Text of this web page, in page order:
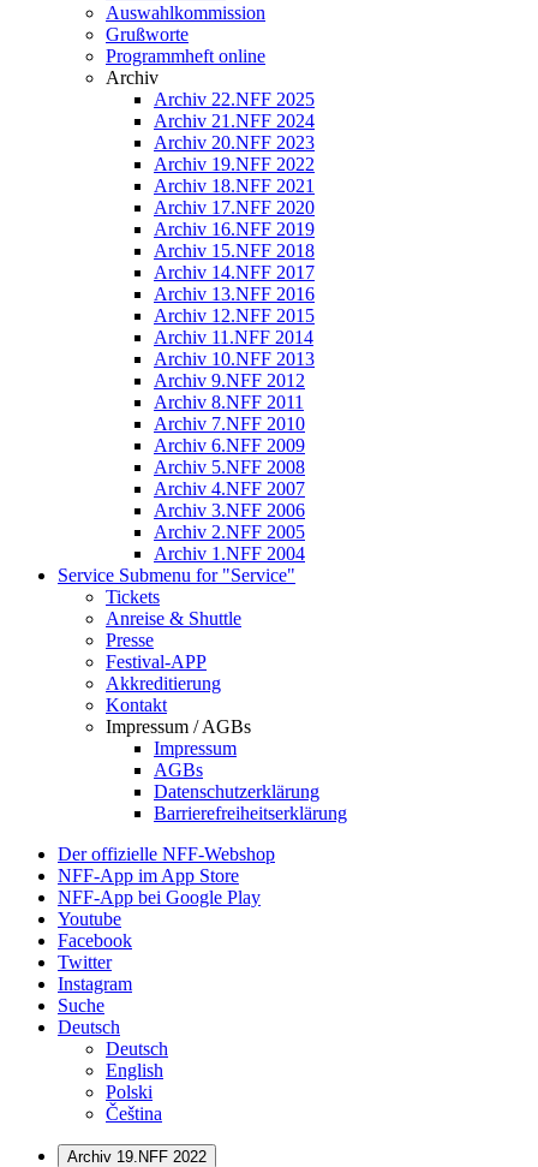
Auswahlkommission
Grußworte
Programmheft online
Archiv
Archiv 22.NFF 2025
Archiv 21.NFF 2024
Archiv 20.NFF 2023
Archiv 19.NFF 2022
Archiv 18.NFF 2021
Archiv 17.NFF 2020
Archiv 16.NFF 2019
Archiv 15.NFF 2018
Archiv 14.NFF 2017
Archiv 13.NFF 2016
Archiv 12.NFF 2015
Archiv 11.NFF 2014
Archiv 10.NFF 2013
Archiv 9.NFF 2012
Archiv 8.NFF 2011
Archiv 7.NFF 2010
Archiv 6.NFF 2009
Archiv 5.NFF 2008
Archiv 4.NFF 2007
Archiv 3.NFF 2006
Archiv 2.NFF 2005
Archiv 1.NFF 2004
Service Submenu for "Service"
Tickets
Anreise & Shuttle
Presse
Festival-APP
Akkreditierung
Kontakt
Impressum / AGBs
Impressum
AGBs
Datenschutzerklärung
Barrierefreiheitserklärung
Der offizielle NFF-Webshop
NFF-App im App Store
NFF-App bei Google Play
Youtube
Facebook
Twitter
Instagram
Suche
Deutsch
Deutsch
English
Polski
Čeština
Archiv 19.NFF 2022